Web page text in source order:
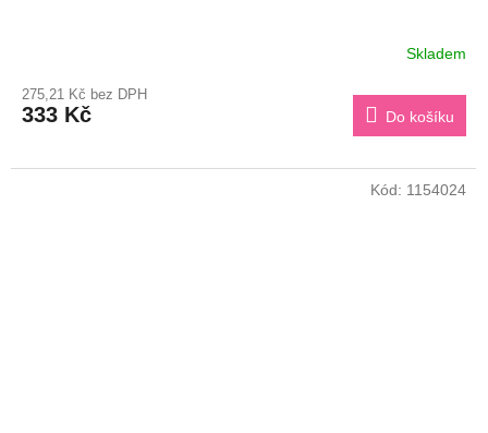
Skladem
275,21 Kč bez DPH
333 Kč Do košíku
Kód: 1154024